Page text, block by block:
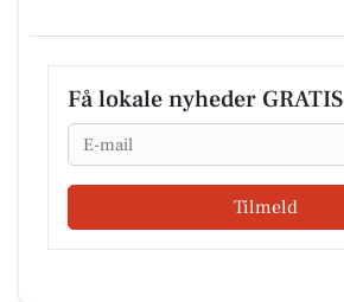
Få lokale nyheder GRATIS
Email
Tilmeld